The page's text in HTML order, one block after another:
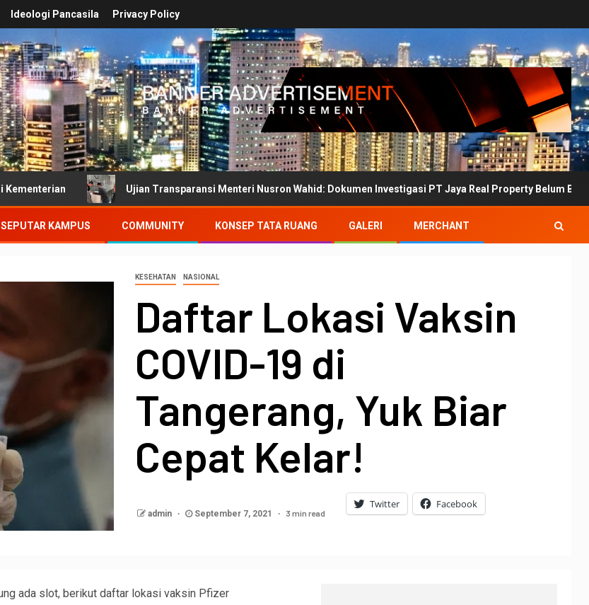
Ideologi Pancasila Privacy Policy
Ujian Transparansi Menteri Nusron Wahid: Dokumen Investigasi PT Jaya Real Property Belum Bertanda Tangan
SEPUTAR KAMPUS COMMUNITY KONSEP TATA RUANG GALERI MERCHANT
KESEHATAN NASIONAL
Daftar Lokasi Vaksin
COVID-19 di
Tangerang, Yuk Biar
Cepat Kelar!
admin September 7, 2021 3 min read
Twitter Facebook
ada slot, berikut daftar lokasi vaksin Pfizer